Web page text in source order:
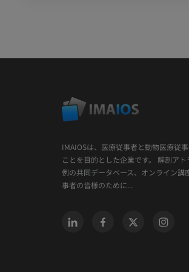
IMAIOSは、医療従事者と動物医療従
ことを目的とした企業です。 解剖ア
例の共同データベース、オンライン講
事者の皆様のために...